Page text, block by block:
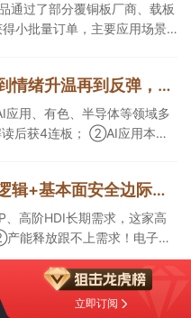
过了部分覆铜板厂商、载板
小批量订单，主要应用场景
基因治疗产品商业化受托生【九点特供周回顾】从超跌到情绪升温再到反弹，栏目梳理AI应用题材逻辑，AI教育人气公司解读后获4连板
用、有色、半导体等领域多
板； ②AI应用本周
司双双涨停。
【风口研报回顾】兼顾成长逻辑+基本面安全边际！王牌自营前瞻覆盖“pcb+MLCC+电子布”，梳理AI产业链优质标的“深坑起跳”
高阶HDI长期需求，这家高
能释放跟不上需求！电子布
业逻辑，人气龙头涨超3成；
期持续！这家公司扩产、涨
捕捉“预期差”，3日大涨
立即订阅